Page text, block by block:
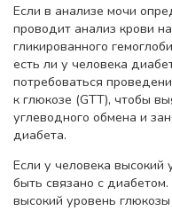
Если в анализе мочи
проводит анализ крови
гликированного
есть ли у человека
потребоваться
к глюкозе (GTT), чтобы
углеводного обмена и
диабета.
Если у человека
быть связано с
высокий уровень